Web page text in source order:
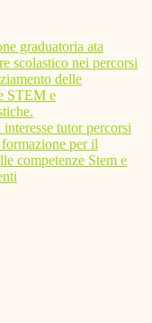
graduatoria ata
scolastico nei percorsi
delle
STEM e
tutor percorsi
per il
competenze Stem e